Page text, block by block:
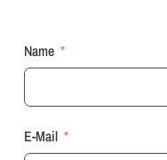
Name
E-Mail